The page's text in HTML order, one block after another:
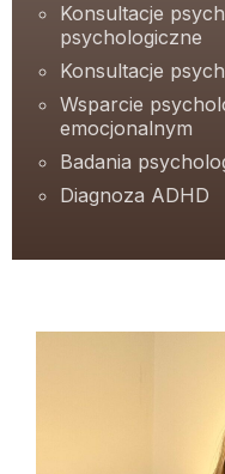
Konsultacje
psychologiczne
Konsultacje
Wsparcie
emocjonalnym
Badania
Diagnoza ADHD